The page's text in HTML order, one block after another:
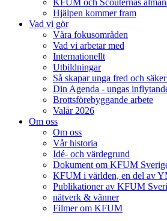
KFUM och Scouternas
Hjälpen kommer fram
Vad vi gör
Våra fokusområden
Vad vi arbetar med
Internationellt
Utbildningar
Så skapar unga fred och
Din Agenda - ungas
Brottsförebyggande arbete
Valår 2026
Om oss
Om oss
Vår historia
Idé- och värdegrund
Dokument om KFUM
KFUM i världen, en del av
Publikationer av KFUM
nätverk & vänner
Filmer om KFUM